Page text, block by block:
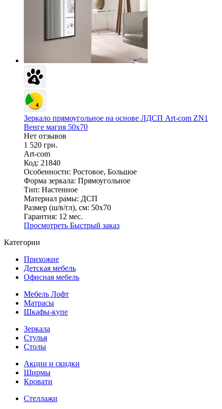
Зеркало прямоугольное на основе ЛДСП Art-com ZN1
Венге магия 50х70
Нет отзывов
1 520 грн.
Art-com
Код: 21840
Особенности: Ростовое, Большое
Форма зеркала: Прямоугольное
Тип: Настенное
Материал рамы: ДСП
Размер (ш/в/гл), см: 50х70
Гарантия: 12 мес.
Просмотреть Быстрый заказ
Категории
Прихожие
Детская мебель
Офисная мебель
Мебель Лофт
Матрасы
Шкафы-купе
Зеркала
Стулья
Столы
Акции и скидки
Ширмы
Кровати
Стеллажи